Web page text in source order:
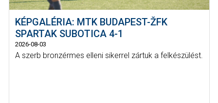
KÉPGALÉRIA: MTK BUDAPEST-ŽFK
SPARTAK SUBOTICA 4-1
2026-08-03
A szerb bronzérmes elleni sikerrel zártuk a felkészülést.